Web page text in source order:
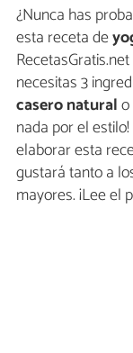
¿Nunca has
esta receta de
necesitas 3
casero natural
nada por el
elaborar esta
gustará tanto a
mayores. ¡Lee el